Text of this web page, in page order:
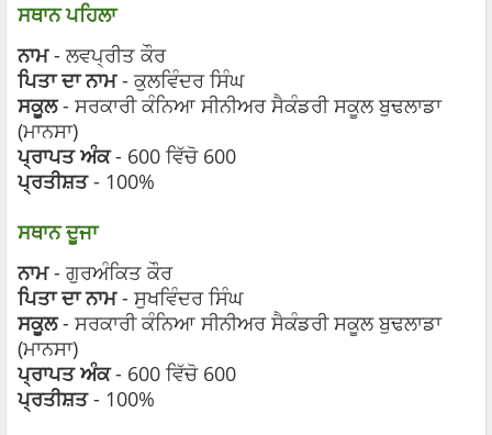
ਸਥਾਨ ਪਹਿਲਾ
ਨਾਮ- ਲਵਪ੍ਰੀਤ ਕੌਰ
ਪਿਤਾ ਦਾ ਨਾਮ- ਕੁਲਵਿੰਦਰ ਸਿੰਘ
ਸਕੂਲ- ਸਰਕਾਰੀ ਕੰਨਿਆ ਸੀਨੀਅਰ ਸੈਕੰਡਰੀ ਸਕੂਲ ਬੁਢਲਾਡਾ
(ਮਾਨਸਾ)
ਪ੍ਰਾਪਤ ਅੰਕ- 600 ਵਿੱਚੋ 600
ਪ੍ਰਤੀਸ਼ਤ- 100%
ਸਥਾਨ ਦੂਜਾ
ਨਾਮ- ਗੁਰਅੰਕਿਤ ਕੌਰ
ਪਿਤਾ ਦਾ ਨਾਮ- ਸੁਖਵਿੰਦਰ ਸਿੰਘ
ਸਕੂਲ- ਸਰਕਾਰੀ ਕੰਨਿਆ ਸੀਨੀਅਰ ਸੈਕੰਡਰੀ ਸਕੂਲ ਬੁਢਲਾਡਾ
(ਮਾਨਸਾ)
ਪ੍ਰਾਪਤ ਅੰਕ- 600 ਵਿੱਚੋ 600
ਪ੍ਰਤੀਸ਼ਤ- 100%